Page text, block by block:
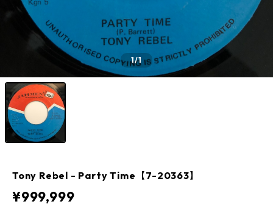
1/1
Tony Rebel ‎- Party Time【7-20363】
¥999,999